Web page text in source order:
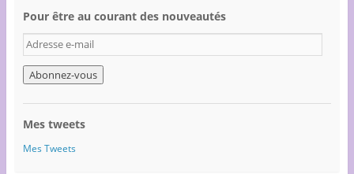
Pour être au courant des nouveautés
A
d
r
e
s
e
e
Mes tweets
Mes Tweets